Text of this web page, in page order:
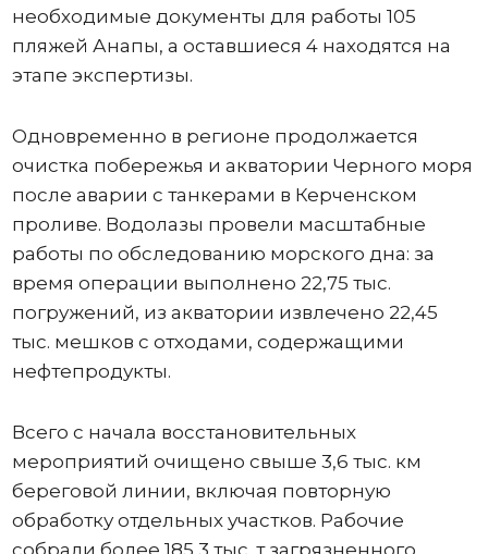
необходимые документы для работы 105
пляжей Анапы, а оставшиеся 4 находятся на
этапе экспертизы.
Одновременно в регионе продолжается
очистка побережья и акватории Черного моря
после аварии с танкерами в Керченском
проливе. Водолазы провели масштабные
работы по обследованию морского дна: за
время операции выполнено 22,75 тыс.
погружений, из акватории извлечено 22,45
тыс. мешков с отходами, содержащими
нефтепродукты.
Всего с начала восстановительных
мероприятий очищено свыше 3,6 тыс. км
береговой линии, включая повторную
обработку отдельных участков. Рабочие